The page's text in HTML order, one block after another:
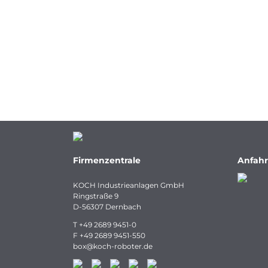
Firmenzentrale
KOCH Industrieanlagen GmbH
Ringstraße 9
D-56307 Dernbach
T +49 2689 9451-0
F +49 2689 9451-550
box@koch-roboter.de